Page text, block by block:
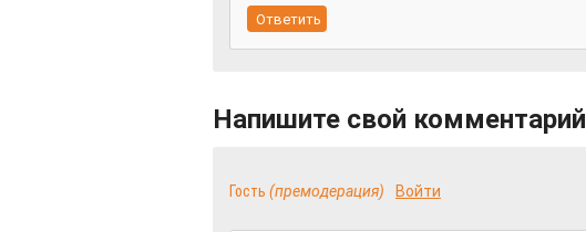
Напишите свой комментарий
Гость (премодерация) Войти